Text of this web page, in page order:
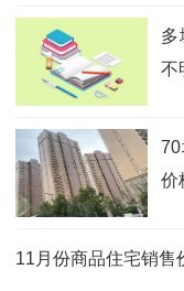
多
不
价
11月份商品住宅销售